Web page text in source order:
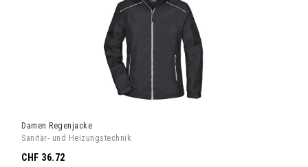
Damen Regenjacke
Sanitär- und Heizungstechnik
CHF 36.72